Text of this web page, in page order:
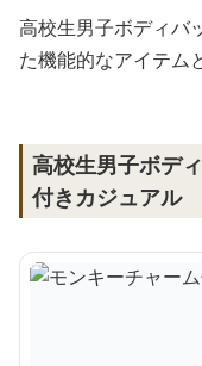
高校生男子ボディバ
た機能的なアイテム
高校生男子ボデ
付きカジュアル